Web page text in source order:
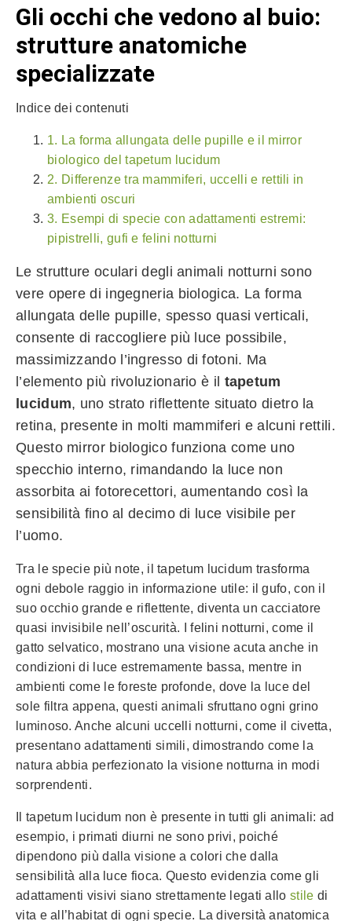
Gli occhi che vedono al buio:
strutture anatomiche
specializzate
Indice dei contenuti
1. La forma allungata delle pupille e il mirror
biologico del tapetum lucidum
2. Differenze tra mammiferi, uccelli e rettili in
ambienti oscuri
3. Esempi di specie con adattamenti estremi:
pipistrelli, gufi e felini notturni
Le strutture oculari degli animali notturni sono
vere opere di ingegneria biologica. La forma
allungata delle pupille, spesso quasi verticali,
consente di raccogliere più luce possibile,
massimizzando l’ingresso di fotoni. Ma
l’elemento più rivoluzionario è il tapetum
lucidum, uno strato riflettente situato dietro la
retina, presente in molti mammiferi e alcuni rettili.
Questo mirror biologico funziona come uno
specchio interno, rimandando la luce non
assorbita ai fotorecettori, aumentando così la
sensibilità fino al decimo di luce visibile per
l’uomo.
Tra le specie più note, il tapetum lucidum trasforma
ogni debole raggio in informazione utile: il gufo, con il
suo occhio grande e riflettente, diventa un cacciatore
quasi invisibile nell’oscurità. I felini notturni, come il
gatto selvatico, mostrano una visione acuta anche in
condizioni di luce estremamente bassa, mentre in
ambienti come le foreste profonde, dove la luce del
sole filtra appena, questi animali sfruttano ogni grino
luminoso. Anche alcuni uccelli notturni, come il civetta,
presentano adattamenti simili, dimostrando come la
natura abbia perfezionato la visione notturna in modi
sorprendenti.
Il tapetum lucidum non è presente in tutti gli animali: ad
esempio, i primati diurni ne sono privi, poiché
dipendono più dalla visione a colori che dalla
sensibilità alla luce fioca. Questo evidenzia come gli
adattamenti visivi siano strettamente legati allo stile di
vita e all’habitat di ogni specie. La diversità anatomica